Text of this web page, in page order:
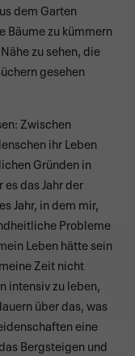
dem Garten
Bäume zu kümmern
zu sehen, die
gesehen
Zwischen
ihr Leben
Gründen in
das Jahr der
Jahr, in dem mir,
Probleme
Leben hätte sein
Zeit nicht
intensiv zu leben,
über das, was
eine
Bergsteigen und